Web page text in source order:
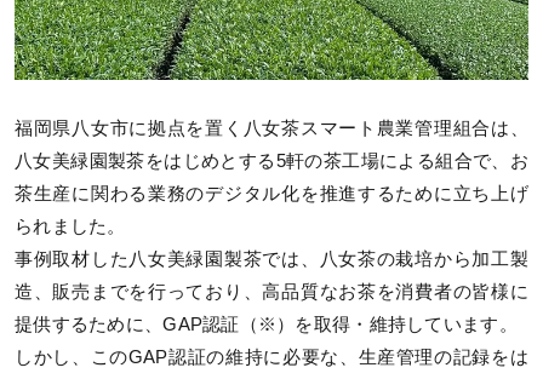
福岡県八女市に拠点を置く八女茶スマート農業管理組合は、
八女美緑園製茶をはじめとする5軒の茶工場による組合で、お
茶生産に関わる業務のデジタル化を推進するために立ち上げ
られました。
事例取材した八女美緑園製茶では、八女茶の栽培から加工製
造、販売までを行っており、高品質なお茶を消費者の皆様に
提供するために、GAP認証（※）を取得・維持しています。
しかし、このGAP認証の維持に必要な、生産管理の記録をは